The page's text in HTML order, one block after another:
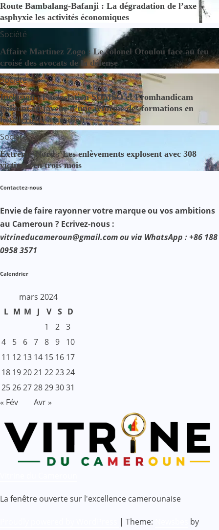
Route Bambalang-Bafanji : La dégradation de l’axe
asphyxie les activités économiques
Société
Affaire Martinez Zogo : Le colonel Otoulou face au feu
croisé des avocats de la défense
Société
Inclusion : l’association SOMSO et Promhandicam
militent en faveur d’une réforme des formations en
hôtellerie-restauration
Société
Extrême-Nord : Les enlèvements explosent avec 308
victimes en trois mois
Contactez-nous
Envie de faire rayonner votre marque ou vos ambitions
au Cameroun ? Ecrivez-nous :
vitrineducameroun@gmail.com ou via WhatsApp : +86 188
0958 3571
Calendrier
mars 2024
L M M J V S D
1
2 3
4
5 6 7 8 9
10
11 12 13 14 15 16 17
18 192021 222324
25262728293031
« Fév
Avr »
La fenêtre ouverte sur l'excellence camerounaise
| Theme:
by